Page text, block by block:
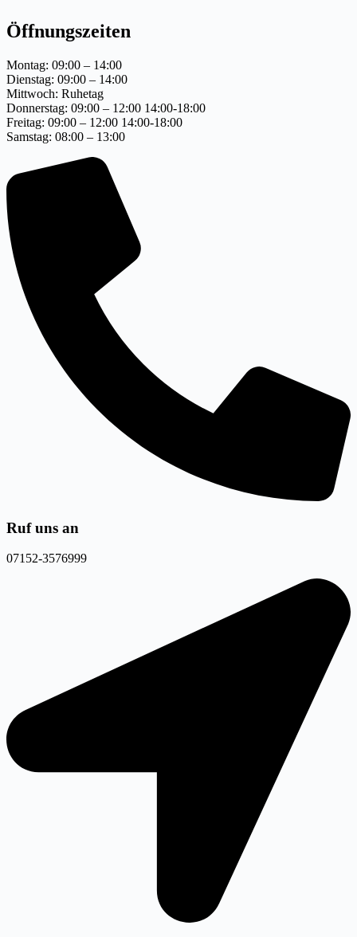
Öffnungszeiten
Montag: 09:00 – 14:00
Dienstag: 09:00 – 14:00
Mittwoch: Ruhetag
Donnerstag: 09:00 – 12:00 14:00-18:00
Freitag: 09:00 – 12:00 14:00-18:00
Samstag: 08:00 – 13:00
Ruf uns an
07152-3576999